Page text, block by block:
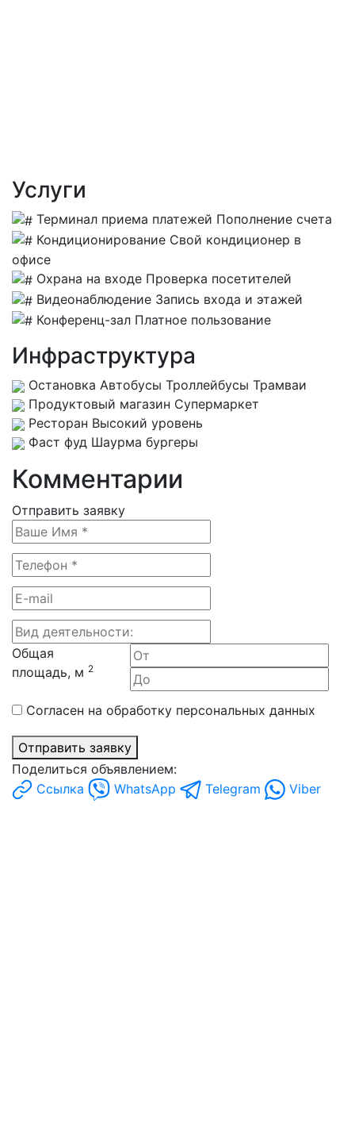
Услуги
Терминал приема платежей Пополнение счета
Кондиционирование Свой кондиционер в
офисе
Охрана на входе Проверка посетителей
Видеонаблюдение Запись входа и этажей
Конференц-зал Платное пользование
Инфраструктура
Остановка Автобусы Троллейбусы Трамваи
Продуктовый магазин Супермаркет
Ресторан Высокий уровень
Фаст фуд Шаурма бургеры
Комментарии
Отправить заявку
Общая
площадь, м 2
Согласен на обработку персональных данных
Отправить заявку
Поделиться объявлением:
Ссылка
WhatsApp Telegram Viber